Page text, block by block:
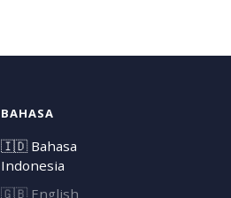
BAHASA
🇮🇩Bahasa
Indonesia
🇬🇧 English